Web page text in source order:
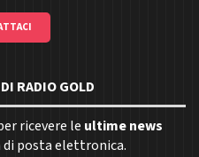
RADIO GOLD
ricevere le ultime news
posta elettronica.